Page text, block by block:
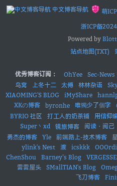
中文博客导航
萌
浙ICP备
Powered by
站点地图(TXT)
优秀博客订阅： OhYee Sec-News
鸟窝
上冬十二 太傅 林林杂语
XIAOMING'S BLOG
iMyShare
XKの博客
byronhe 唯獨少了個字
BYRIO 社区
打工人的奶茶铺 用信仰
Super丶xd
镜旅博客 阅读・阅己
勇杰的博客
Yle 前端路上-技术博客
ylink's Nest
渡 icskkk
ChenShou
Barney’s Blog
雷雷屋头
SMallTIAN's Blog
飞刀博客